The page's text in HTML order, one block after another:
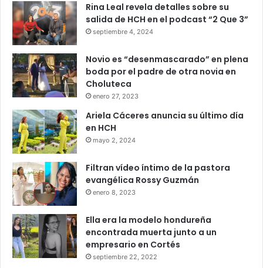
Rina Leal revela detalles sobre su
salida de HCH en el podcast “2 Que 3”
septiembre 4, 2024
Novio es “desenmascarado” en plena
boda por el padre de otra novia en
Choluteca
enero 27, 2023
Ariela Cáceres anuncia su último día
en HCH
mayo 2, 2024
Filtran vídeo íntimo de la pastora
evangélica Rossy Guzmán
enero 8, 2023
Ella era la modelo hondureña
encontrada muerta junto a un
empresario en Cortés
septiembre 22, 2022